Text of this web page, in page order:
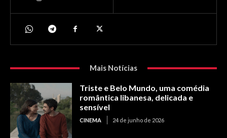
Mais Notícias
Triste e Belo Mundo, uma comédia
romântica libanesa, delicada e
sensível
CINEMA 24 de junho de 2026